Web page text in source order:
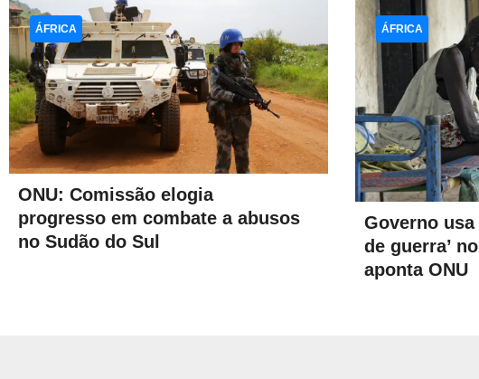
ONU: Comissão elogia
progresso em combate a abusos
no Sudão do Sul
ÁFRICA
Governo usa
de guerra’
aponta ONU
ÁFRICA